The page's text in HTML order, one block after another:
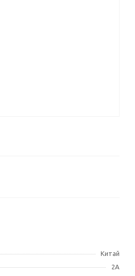
Китай
2А